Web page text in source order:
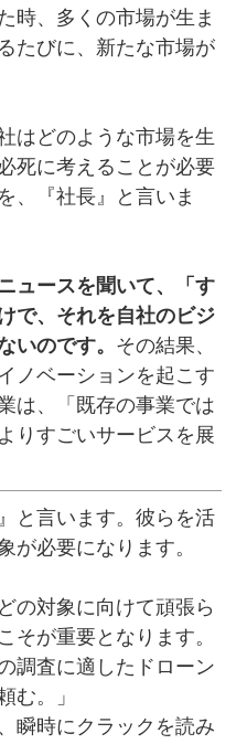
時、多くの市場が生ま
たびに、新たな市場が
はどのような市場を生
死に考えることが必要
、『社長』と言いま
ュースを聞いて、「す
で、それを自社のビジ
いのです。 その結果、
ノベーションを起こす
は、「既存の事業では
りすごいサービスを展
と言います。彼らを活
が必要になります。
の対象に向けて頑張ら
そが重要となります。
調査に適したドローン
む。」
瞬時にクラックを読み